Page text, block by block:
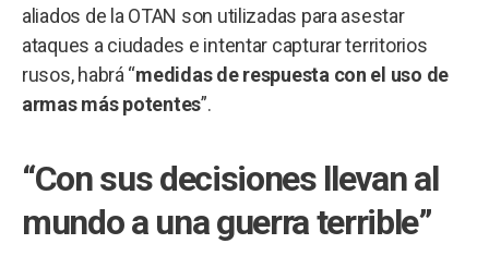
aliados de la OTAN son utilizadas para asestar
ataques a ciudades e intentar capturar territorios
rusos, habrá “medidas de respuesta con el uso de
armas más potentes”.
“Con sus decisiones llevan al
mundo a una guerra terrible”